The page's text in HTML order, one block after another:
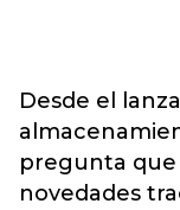
Desde el
pregunta que
novedades